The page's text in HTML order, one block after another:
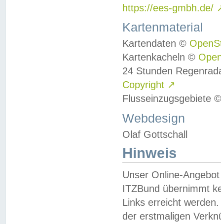
https://ees-gmbh.de/
Kartenmaterial
Kartendaten ©
Kartenkacheln ©
24 Stunden
Copyright ↗
Flusseinzugsgebiete
Webdesign
Olaf Gottschall
Hinweis
Unser Online-
ITZBund übernimmt
Links erreicht
der erstmaligen